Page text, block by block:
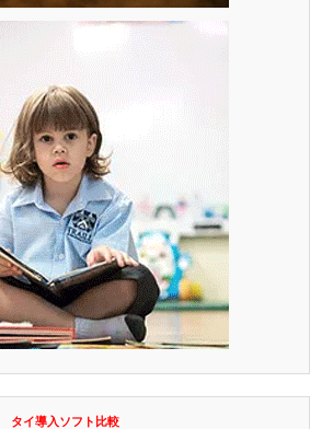
タイ導入ソフト比較